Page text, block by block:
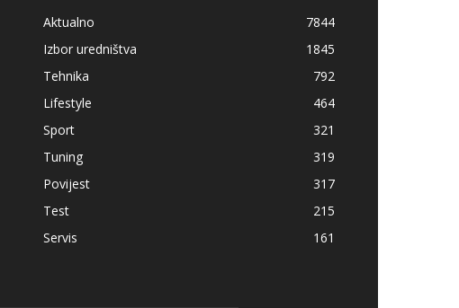
Aktualno
7844
Izbor uredništva
1845
Tehnika
792
Lifestyle
464
Sport
321
Tuning
319
Povijest
317
Test
215
Servis
161